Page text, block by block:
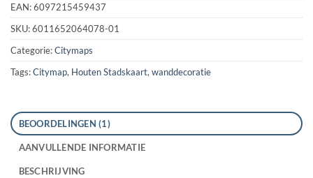
EAN:6097215459437
SKU:6011652064078-01
Categorie:Citymaps
Tags:Citymap, Houten Stadskaart, wanddecoratie
BEOORDELINGEN (1)
AANVULLENDE INFORMATIE
BESCHRIJVING